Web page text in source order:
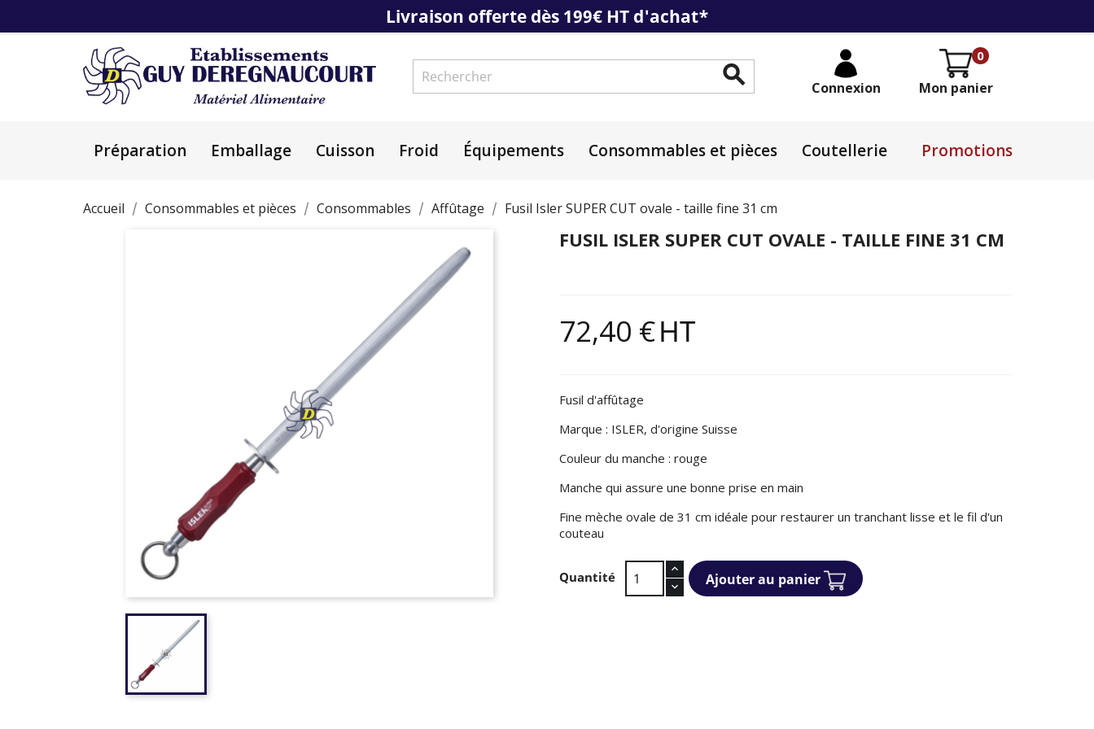
Livraison offerte dès 199€ HT d'achat*
0
Mon panier
 Connexion
Préparation Emballage Cuisson Froid Équipements Consommables et pièces Coutellerie Promotions
Accueil Consommables et pièces Consommables Affûtage Fusil Isler SUPER CUT ovale - taille fine 31 cm
FUSIL ISLER SUPER CUT OVALE - TAILLE FINE 31 CM
72,40 €HT
Fusil d'affûtage
Marque : ISLER, d'origine Suisse
Couleur du manche : rouge
Manche qui assure une bonne prise en main
Fine mèche ovale de 31 cm idéale pour restaurer un tranchant lisse et le fil d'un
couteau
Quantité Ajouter au panier